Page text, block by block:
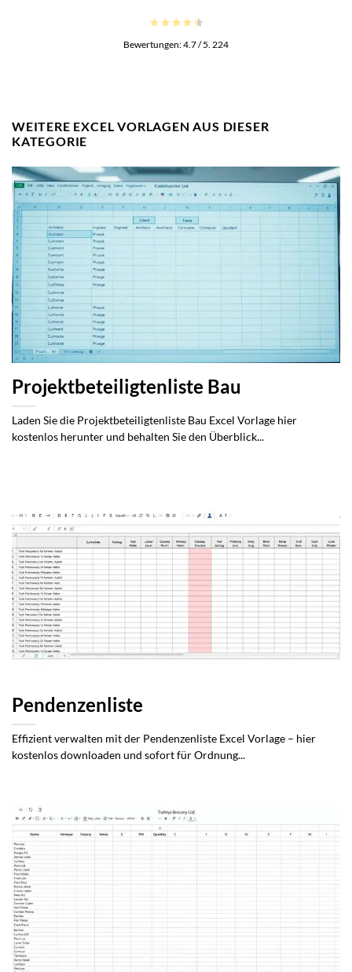
Bewertungen:4.7/ 5. 224
WEITERE EXCEL VORLAGEN AUS DIESER
KATEGORIE
Projektbeteiligtenliste Bau
Laden Sie die Projektbeteiligtenliste Bau Excel Vorlage hier
kostenlos herunter und behalten Sie den Überblick...
Pendenzenliste
Effizient verwalten mit der Pendenzenliste Excel Vorlage – hier
kostenlos downloaden und sofort für Ordnung...